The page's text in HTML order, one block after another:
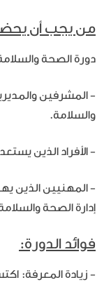
من يجب أن
دورة الصحة
- المشرفين
والسلامة.
- الأفراد الذين
- المهنيين الذين
إدارة الصحة
فوائد الدورة:
- زيادة المعرفة: